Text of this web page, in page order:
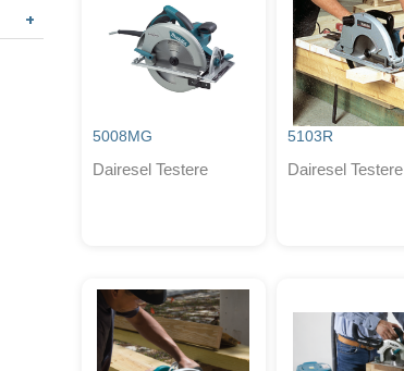
5008MG
Dairesel Testere
5103R
Dairesel Testere